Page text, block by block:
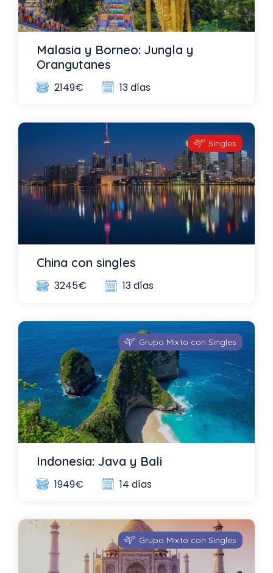
Malasia y Borneo: Jungla y
Orangutanes
2149€ 13 días
Singles
China con singles
3245€ 13 días
Grupo Mixto con Singles
Indonesia: Java y Bali
1949€ 14 días
Grupo Mixto con Singles